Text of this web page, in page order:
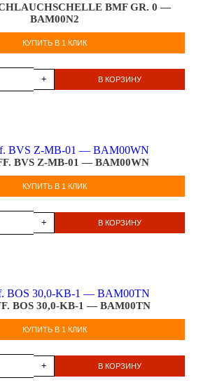
BMF GR. 0 —
BAM00N2
КУПИТЬ В 1 КЛИК
+ В КОРЗИНУ
BVS Z-MB-01 — BAM00WN
КУПИТЬ В 1 КЛИК
+ В КОРЗИНУ
BOS 30,0-KB-1 — BAM00TN
КУПИТЬ В 1 КЛИК
+ В КОРЗИНУ